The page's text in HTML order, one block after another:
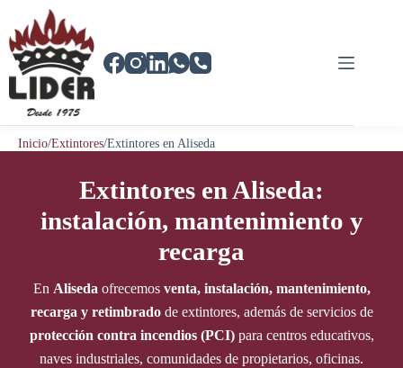
contenido
Inicio/Extintores/Extintores en Aliseda
Extintores en Aliseda:
instalación, mantenimiento y
recarga
En Aliseda ofrecemos venta, instalación, mantenimiento,
recarga y retimbradode extintores, además de servicios de
protección contra incendios (PCI)para centros educativos,
naves industriales, comunidades de propietarios, oficinas.